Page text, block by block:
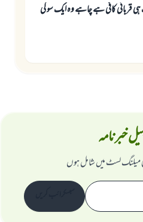
كافى ہے چاہے وہ ايك سو كى
خبرنامہ
میلنگ لسٹ میں شامل ہوں